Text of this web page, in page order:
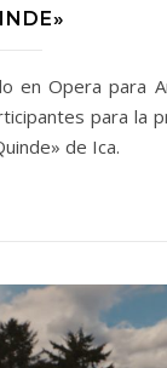
en Opera para
para la
de Ica.